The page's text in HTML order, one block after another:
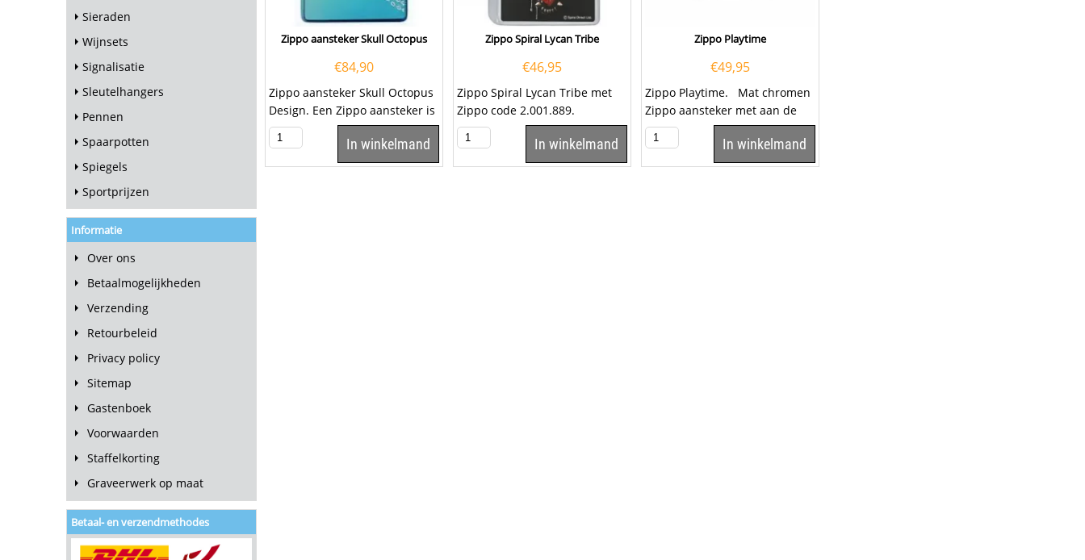
Sieraden
Wijnsets
Signalisatie
Sleutelhangers
Pennen
Spaarpotten
Spiegels
Sportprijzen
Informatie
Over ons
Betaalmogelijkheden
Verzending
Retourbeleid
Privacy policy
Sitemap
Gastenboek
Voorwaarden
Staffelkorting
Graveerwerk op maat
Betaal- en verzendmethodes
Zippo aansteker Skull Octopus
€84,90
Zippo aansteker Skull Octopus
Design. Een Zippo aansteker is
een kwalitatief...
In winkelmand
Zippo Spiral Lycan Tribe
€46,95
Zippo Spiral Lycan Tribe met
Zippo code 2.001.889.
In winkelmand
Zippo Playtime
€49,95
Zippo Playtime. Mat chromen
Zippo aansteker met aan de
voorzijde een opdruk van een...
In winkelmand